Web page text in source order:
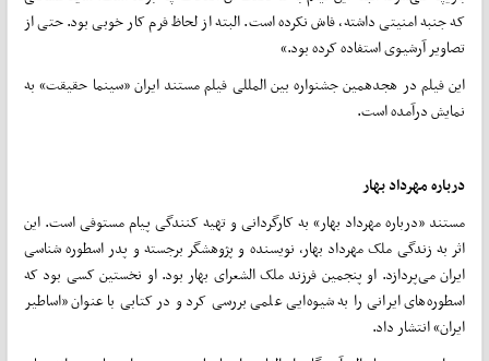
که جنبه امنیتی داشته، فاش نکرده است. البته از لحاظ فرم کار خوبی بود. حتی از
تصاویر آرشیوی استفاده کرده بود.»
این فیلم در هجدهمین جشنواره بین المللی فیلم مستند ایران «سینما حقیقت» به
نمایش درآمده است.
درباره مهرداد بهار
مستند «درباره مهرداد بهار» به کارگردانی و تهیه کنندگی پیام مستوفی است. این
اثر به زندگی ملک مهرداد بهار، نویسنده و پژوهشگر برجسته و پدر اسطوره شناسی
ایران می‌پردازد. او پنجمین فرزند ملک الشعرای بهار بود. او نخستین کسی بود که
اسطوره‌های ایرانی را به شیوه‌ایی علمی بررسی کرد و در کتابی با عنوان «اساطیر
ایران» انتشار داد.